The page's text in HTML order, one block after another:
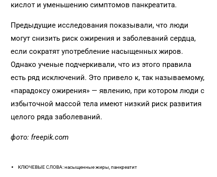
кислот и уменьшению симптомов панкреатита.
Предыдущие исследования показывали, что люди
могут снизить риск ожирения и заболеваний сердца,
если сократят употребление насыщенных жиров.
Однако ученые подчеркивали, что из этого правила
есть ряд исключений. Это привело к, так называемому,
«парадоксу ожирения» — явлению, при котором люди с
избыточной массой тела имеют низкий риск развития
целого ряда заболеваний.
фото: freepik.com
КЛЮЧЕВЫЕ СЛОВА: насыщенные жиры, панкреатит